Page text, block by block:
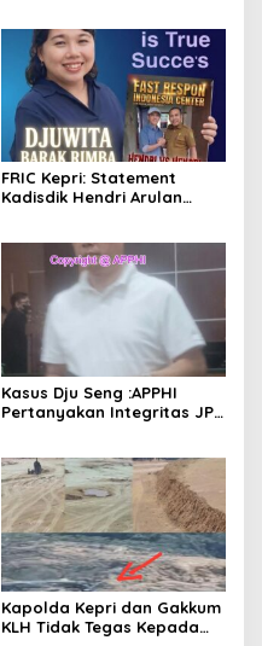
FRIC Kepri: Statement
Kadisdik Hendri Arulan
Kasus Dju Seng :APPHI
Pertanyakan Integritas JPU
Jampidsus
Kapolda Kepri dan Gakkum
KLH Tidak Tegas Kepada